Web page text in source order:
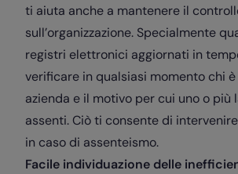
ti aiuta anche a mantenere il
sull’organizzazione. Specialmente
registri elettronici aggiornati in
verificare in qualsiasi momento chi
azienda e il motivo per cui uno o più
assenti. Ciò ti consente di
in caso di assenteismo.
Facile individuazione delle